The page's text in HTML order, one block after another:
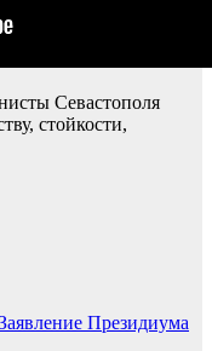
Севастополя
стойкости,